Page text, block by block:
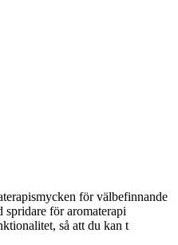
för välbefinnande
spridare för aromaterapi
så att du kan t